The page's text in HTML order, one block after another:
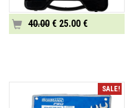
40.00 € 25.00 €
SALE!